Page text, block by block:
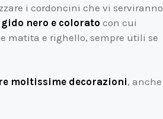
i cordoncini che vi serviranno
nero e colorato con cui
matita e righello, sempre utili se
moltissime decorazioni, anche